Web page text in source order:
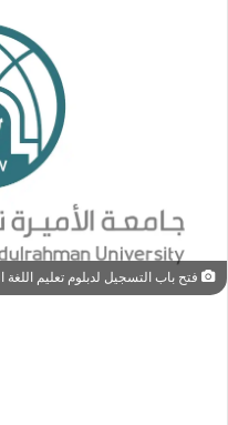
فتح باب التسجيل لدبلوم تعليم اللغة